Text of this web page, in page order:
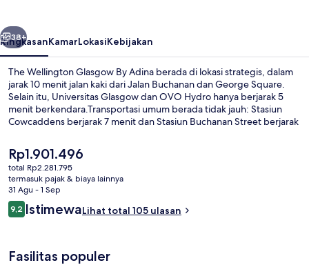
Berikutnya
38+
RingkasanKamarLokasiKebijakan
The Wellington Glasgow By Adina berada di lokasi strategis, dalam
jarak 10 menit jalan kaki dari Jalan Buchanan dan George Square.
Selain itu, Universitas Glasgow dan OVO Hydro hanya berjarak 5
menit berkendara.Transportasi umum berada tidak jauh: Stasiun
Cowcaddens berjarak 7 menit dan Stasiun Buchanan Street berjarak
Harga
saat
ini
Rp1.901.496
Rp1.901.496
total Rp2.281.795
termasuk pajak & biaya lainnya
31 Agu - 1 Sep
Ulasan
9,29,2 dari 10
IstimewaLihat total 105 ulasan
Fasilitas populer